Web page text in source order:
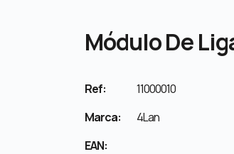
Módulo De
Ref:
11000010
Marca:
4Lan
EAN: